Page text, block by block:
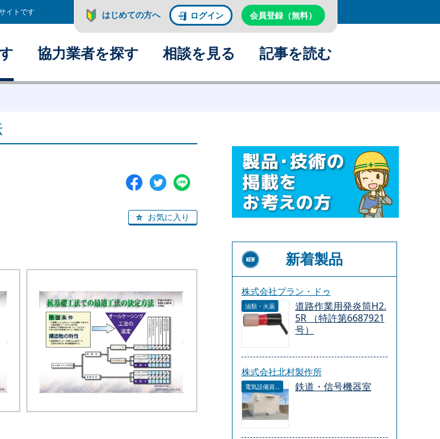
イトです はじめての方へ ログイン 会員登録（無料）
協力業者を探す 相談を見る 記事を読む
お気に入り
新着製品
株式会社プラン・ドゥ
油類・火薬
道路作業用発炎筒H2.
5R （特許第6687921
号）
株式会社北村製作所
電気設備資材 鉄道・信号機器室